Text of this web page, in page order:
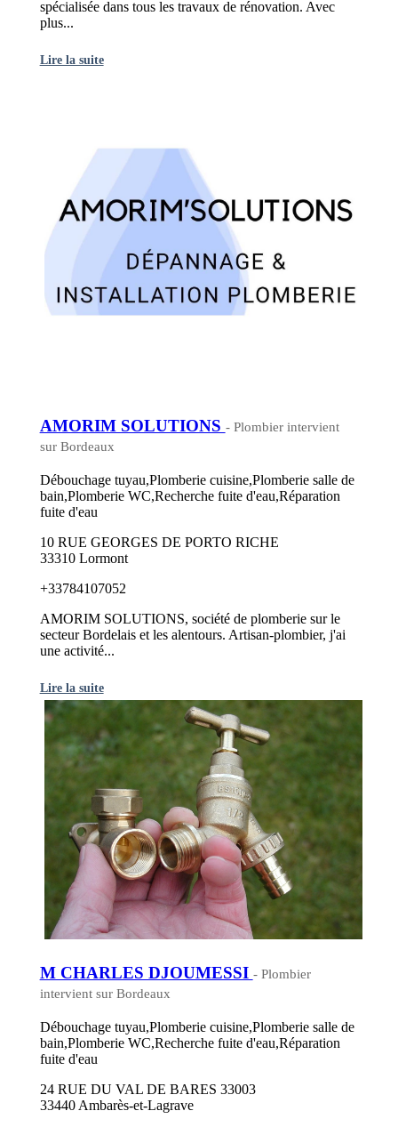
spécialisée dans tous les travaux de rénovation. Avec
plus...
Lire la suite
AMORIM SOLUTIONS - Plombier intervient
sur Bordeaux
Débouchage tuyau,Plomberie cuisine,Plomberie salle de
bain,Plomberie WC,Recherche fuite d'eau,Réparation
fuite d'eau
10 RUE GEORGES DE PORTO RICHE
33310 Lormont
+33784107052
AMORIM SOLUTIONS, société de plomberie sur le
secteur Bordelais et les alentours. Artisan-plombier, j'ai
une activité...
Lire la suite
M CHARLES DJOUMESSI - Plombier
intervient sur Bordeaux
Débouchage tuyau,Plomberie cuisine,Plomberie salle de
bain,Plomberie WC,Recherche fuite d'eau,Réparation
fuite d'eau
24 RUE DU VAL DE BARES 33003
33440 Ambarès-et-Lagrave